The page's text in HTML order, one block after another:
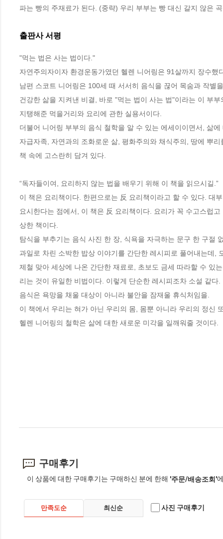
파는 빵의 주재료가 된다. (중략) 우리 부부는 빵 대신 갈지 않은
출판사 서평
"먹는 법은 사는 법이다."
자연주의자이자 환경운동가였던 헬렌 니어링은 91살까지 장수
남편 스코트 니어링은 100세 때 서서히 음식을 끊어 목숨과 작별
건강한 삶을 지켜낸 비결, 바로 "먹는 법이 사는 법"이라는 이 부
지탱해준 먹을거리와 요리에 관한 실용서이다.
더불어 니어링 부부의 음식 철학을 알 수 있는 에세이이면서, 삶
자급자족, 자연과의 조화로운 삶, 평화주의와 채식주의, 땅에 뿌
책 속에 고스란히 담겨 있다.
“독자들이여, 요리하지 않는 법을 배우기 위해 이 책을 읽으시길.”
이 책은 요리책이다. 한편으로는 反 요리책이라고 할 수 있다. 대
요시한다는 점에서, 이 책은 反 요리책이다. 요리가 꼭 수고스럽
상한 책이다.
탐식을 부추기는 음식 사진 한 장, 식욕을 자극하는 문구 한 구절
과일로 차린 소박한 밥상 이야기를 간단한 레시피로 풀어내는데,
제철 맞아 세상에 나온 간단한 재료로, 초보도 금세 따라할 수 있
리는 것이 유일한 비법이다. 이렇게 단순한 레시피조차 소설 같다
음식은 욕망을 채울 대상이 아니라 불안을 잠재울 휴식처임을.
이 책에서 우리는 혀가 아닌 우리의 몸, 몸뿐 아니라 우리의 정신
헬렌 니어링의 철학은 삶에 대한 새로운 미각을 일깨워줄 것이다.
구매후기
이 상품에 대한 구매후기는 구매하신 분에 한해 '주문/배송조회'
만족도순 최신순 사진 구매후기